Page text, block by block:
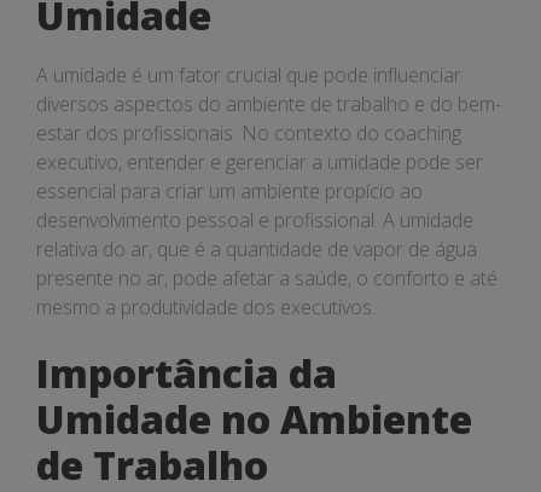
Umidade
A umidade é um fator crucial que pode influenciar
diversos aspectos do ambiente de trabalho e do bem-
estar dos profissionais. No contexto do coaching
executivo, entender e gerenciar a umidade pode ser
essencial para criar um ambiente propício ao
desenvolvimento pessoal e profissional. A umidade
relativa do ar, que é a quantidade de vapor de água
presente no ar, pode afetar a saúde, o conforto e até
mesmo a produtividade dos executivos.
Importância da
Umidade no Ambiente
de Trabalho